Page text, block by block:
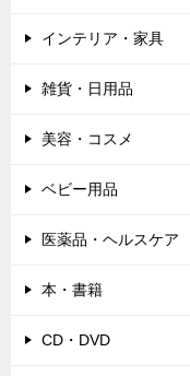
インテリア・家具
雑貨・日用品
美容・コスメ
ベビー用品
医薬品・ヘルスケア
本・書籍
CD・DVD